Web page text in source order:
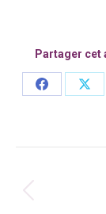
Partager cet
Share